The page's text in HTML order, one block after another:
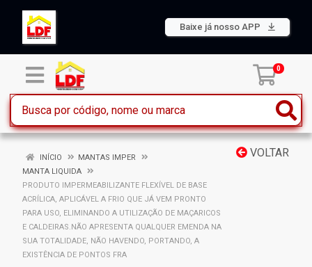
Baixe já nosso APP
0
VOLTAR
INÍCIO
MANTAS IMPER
MANTA LIQUIDA
PRODUTO IMPERMEABILIZANTE FLEXÍVEL DE BASE
ACRÍLICA, APLICÁVEL A FRIO QUE JÁ VEM PRONTO
PARA USO, ELIMINANDO A UTILIZAÇÃO DE MAÇARICOS
E CALDEIRAS.NÃO APRESENTA QUALQUER EMENDA NA
SUA TOTALIDADE, NÃO HAVENDO, PORTANDO, A
EXISTÊNCIA DE PONTOS FRA